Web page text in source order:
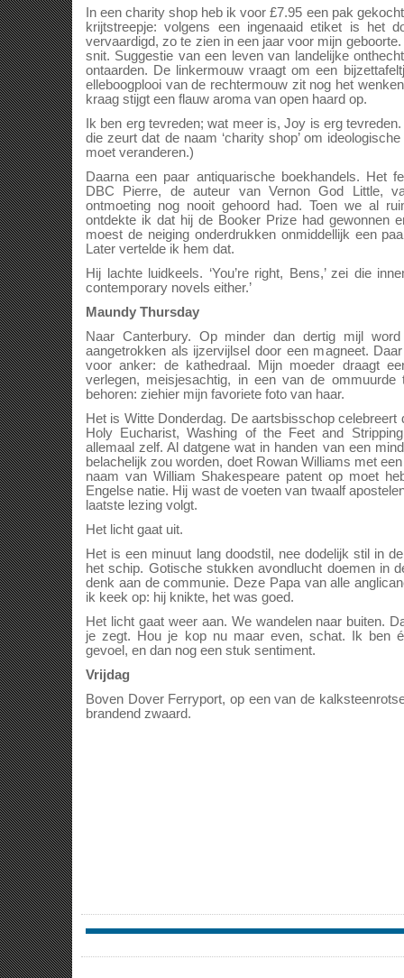
In een charity shop heb ik voor £7.95 een pak
krijtstreepje: volgens een ingenaaid etiket is het
vervaardigd, zo te zien in een jaar voor mijn
snit. Suggestie van een leven van landelijke
ontaarden. De linkermouw vraagt om een
elleboogplooi van de rechtermouw zit nog het
kraag stijgt een flauw aroma van open haard op.
Ik ben erg tevreden; wat meer is, Joy is erg
die zeurt dat de naam ‘charity shop’ om ideologische
moet veranderen.)
Daarna een paar antiquarische boekhandels. Het
DBC Pierre, de auteur van Vernon God Little,
ontmoeting nog nooit gehoord had. Toen we al
ontdekte ik dat hij de Booker Prize had gewonnen
moest de neiging onderdrukken onmiddellijk een
Later vertelde ik hem dat.
Hij lachte luidkeels. ‘You’re right, Bens,’ zei die
contemporary novels either.’
Maundy Thursday
Naar Canterbury. Op minder dan dertig mijl
aangetrokken als ijzervijlsel door een magneet.
voor anker: de kathedraal. Mijn moeder draagt
verlegen, meisjesachtig, in een van de
behoren: ziehier mijn favoriete foto van haar.
Het is Witte Donderdag. De aartsbisschop
Holy Eucharist, Washing of the Feet and
allemaal zelf. Al datgene wat in handen van een
belachelijk zou worden, doet Rowan Williams met
naam van William Shakespeare patent op moet
Engelse natie. Hij wast de voeten van twaalf
laatste lezing volgt.
Het licht gaat uit.
Het is een minuut lang doodstil, nee dodelijk stil in
het schip. Gotische stukken avondlucht doemen in
denk aan de communie. Deze Papa van alle
ik keek op: hij knikte, het was goed.
Het licht gaat weer aan. We wandelen naar buiten.
je zegt. Hou je kop nu maar even, schat. Ik ben
gevoel, en dan nog een stuk sentiment.
Vrijdag
Boven Dover Ferryport, op een van de
brandend zwaard.